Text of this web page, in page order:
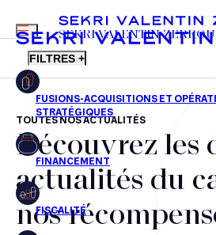
FR EN
MENU
SEKRI VALENTIN
FILTRES +
Fusions-acquisitions et opérations
Financement
Fiscalité
TOUTES NOS ACTUALITÉS
Découvrez les
actualités du
nos